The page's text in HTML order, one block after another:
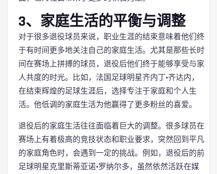
3、家庭生活的平衡与调整
对于很多退役球员来说，职业生涯的结束意味着他们终
于有时间更多地关注自己的家庭生活。尤其是那些长时
间在赛场上拼搏的球员，退役后他们终于能够享受与家
人共度的时光。比如，法国足球明星齐内丁·齐达内，
在结束辉煌的足球生涯后，选择专注于家庭和个人生
活。他低调的家庭生活为他赢得了更多粉丝的喜爱。
退役后的家庭生活往往面临着巨大的调整。很多球员在
赛场上有着极高的竞技状态和职业要求，突然回到平凡
的家庭角色时，会遇到一定的挑战。例如，退役后的前
足球明星克里斯蒂亚诺·罗纳尔多，虽然依然活跃在媒